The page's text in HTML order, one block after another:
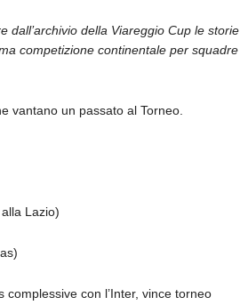
dall’archivio della Viareggio Cup le storie
competizione continentale per squadre
vantano un passato al Torneo.
Lazio)
con l’Inter, vince torneo